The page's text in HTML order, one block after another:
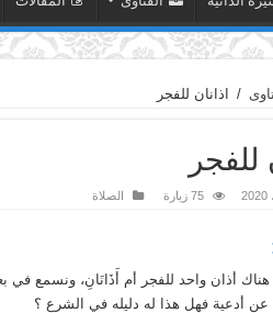
/ اذانان للفجر
للفجر
75 زيارة الصلاة
أذان واحد للفجر أم أَذَانَانِ، ونسمع في
عن أدعية فهل هذا له دليله في الشرع ؟